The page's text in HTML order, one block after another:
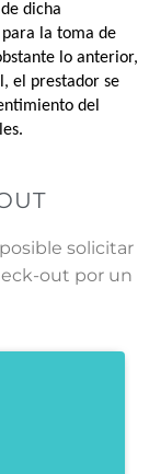
dicha
la toma de
lo anterior,
el prestador se
del
solicitar
out por un